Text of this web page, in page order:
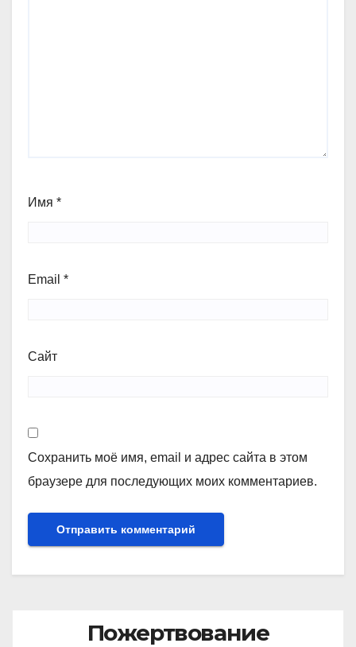
Имя *
Email *
Сайт
Сохранить моё имя, email и адрес сайта в этом
браузере для последующих моих комментариев.
Пожертвование